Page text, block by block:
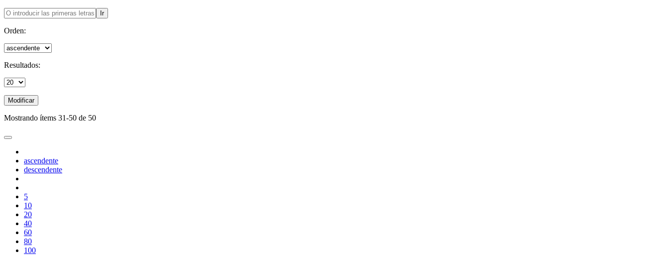
Ir
Orden:
Resultados:
Modificar
Mostrando ítems 31-50 de 50
ascendente
descendente
5
10
20
40
60
80
100